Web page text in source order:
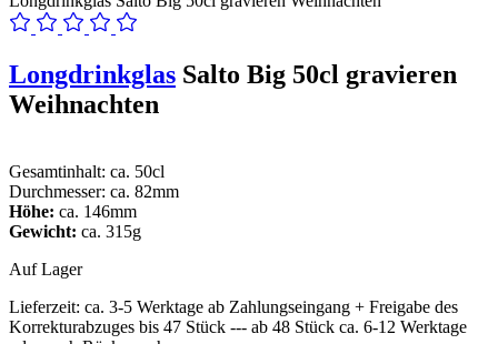
Longdrinkglas Salto Big 50cl gravieren
Weihnachten
Gesamtinhalt: ca. 50cl
Durchmesser: ca. 82mm
Höhe: ca. 146mm
Gewicht: ca. 315g
Auf Lager
Lieferzeit: ca. 3-5 Werktage ab Zahlungseingang + Freigabe des
Korrekturabzuges bis 47 Stück --- ab 48 Stück ca. 6-12 Werktage